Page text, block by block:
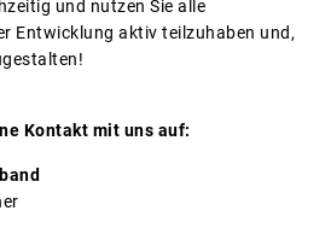
und nutzen Sie alle
Entwicklung aktiv teilzuhaben und,
Kontakt mit uns auf: